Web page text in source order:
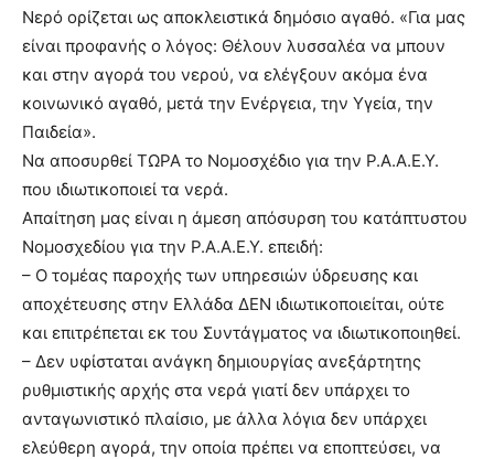
Νερό ορίζεται ως αποκλειστικά δημόσιο αγαθό. «Για μας
είναι προφανής ο λόγος: Θέλουν λυσσαλέα να μπουν
και στην αγορά του νερού, να ελέγξουν ακόμα ένα
κοινωνικό αγαθό, μετά την Ενέργεια, την Υγεία, την
Παιδεία».
Να αποσυρθεί ΤΩΡΑ το Νομοσχέδιο για την Ρ.Α.Α.Ε.Υ.
που ιδιωτικοποιεί τα νερά.
Απαίτηση μας είναι η άμεση απόσυρση του κατάπτυστου
Νομοσχεδίου για την Ρ.Α.Α.Ε.Υ. επειδή:
– Ο τομέας παροχής των υπηρεσιών ύδρευσης και
αποχέτευσης στην Ελλάδα ΔΕΝ ιδιωτικοποιείται, ούτε
και επιτρέπεται εκ του Συντάγματος να ιδιωτικοποιηθεί.
– Δεν υφίσταται ανάγκη δημιουργίας ανεξάρτητης
ρυθμιστικής αρχής στα νερά γιατί δεν υπάρχει το
ανταγωνιστικό πλαίσιο, με άλλα λόγια δεν υπάρχει
ελεύθερη αγορά, την οποία πρέπει να εποπτεύσει, να